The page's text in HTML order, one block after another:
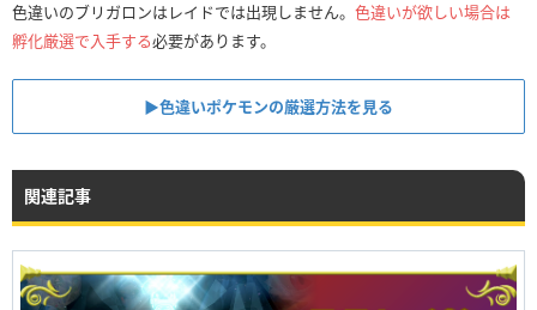
色違いのブリガロンはレイドでは出現しません。 色違いが欲しい場合は
孵化厳選で入手する必要があります。
▶︎色違いポケモンの厳選方法を見る
関連記事